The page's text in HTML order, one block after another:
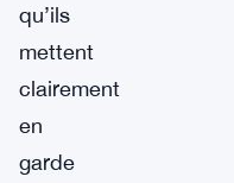
qu’ils
mettent
clairement
en
garde